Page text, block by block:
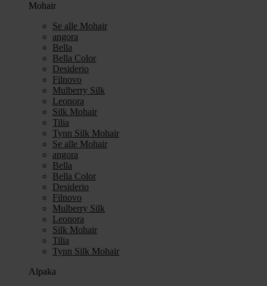
Mohair
Se alle Mohair
angora
Bella
Bella Color
Desiderio
Filnovo
Mulberry Silk
Leonora
Silk Mohair
Tilia
Tynn Silk Mohair
Se alle Mohair
angora
Bella
Bella Color
Desiderio
Filnovo
Mulberry Silk
Leonora
Silk Mohair
Tilia
Tynn Silk Mohair
Alpaka